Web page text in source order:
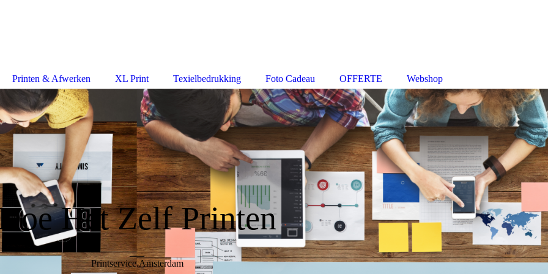
Het Zelf Printen
___
Printservice.Amsterdam
Printen & Afwerken XL Print Texielbedrukking Foto Cadeau OFFERTE Webshop